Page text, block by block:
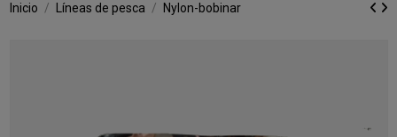
Inicio Líneas de pesca Nylon-bobinar